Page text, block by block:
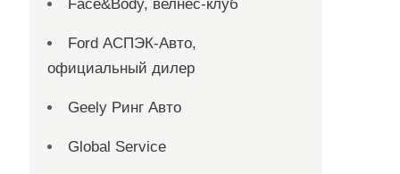
Face&Body, велнес-клуб
Ford АСПЭК-Авто,
официальный дилер
Geely Ринг Авто
Global Service